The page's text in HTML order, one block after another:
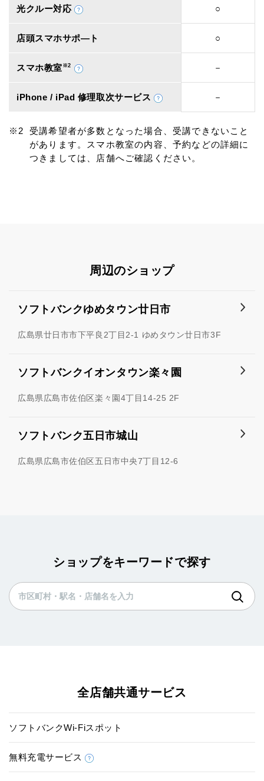
光クルー対応 ○
店頭スマホサポ―ト ○
スマホ教室 ※2 －
iPhone / iPad 修理取次サービス －
受講希望者が多数となった場合、受講できないこと
があります。スマホ教室の内容、予約などの詳細に
つきましては、店舗へご確認ください。
周辺のショップ
ソフトバンクゆめタウン廿日市
広島県廿日市市下平良2丁目2-1 ゆめタウン廿日市3F
ソフトバンクイオンタウン楽々園
広島県広島市佐伯区楽々園4丁目14-25 2F
ソフトバンク五日市城山
広島県広島市佐伯区五日市中央7丁目12-6
ショップをキーワードで探す
全店舗共通サービス
ソフトバンクWi-Fiスポット
無料充電サービス